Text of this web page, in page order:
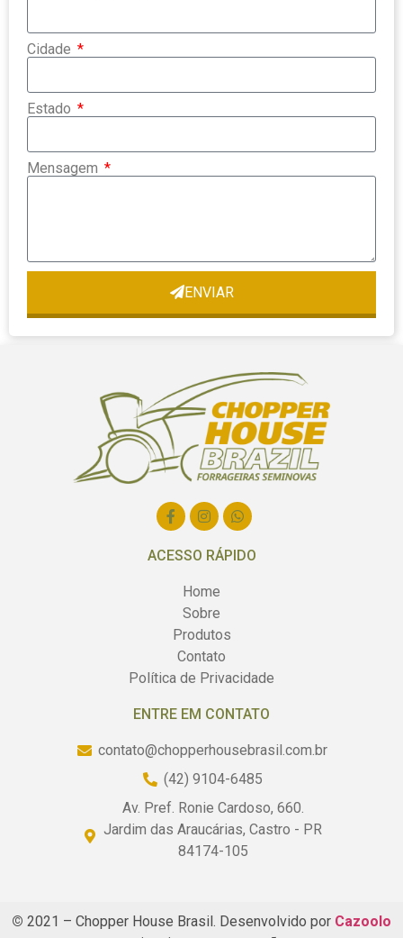
Cidade
Estado
Mensagem
ENVIAR
ACESSO RÁPIDO
Home
Sobre
Produtos
Contato
Política de Privacidade
ENTRE EM CONTATO
contato@chopperhousebrasil.com.br
(42) 9104-6485
Av. Pref. Ronie Cardoso, 660.
Jardim das Araucárias, Castro - PR
84174-105
© 2021 – Chopper House Brasil. Desenvolvido por Cazoolo